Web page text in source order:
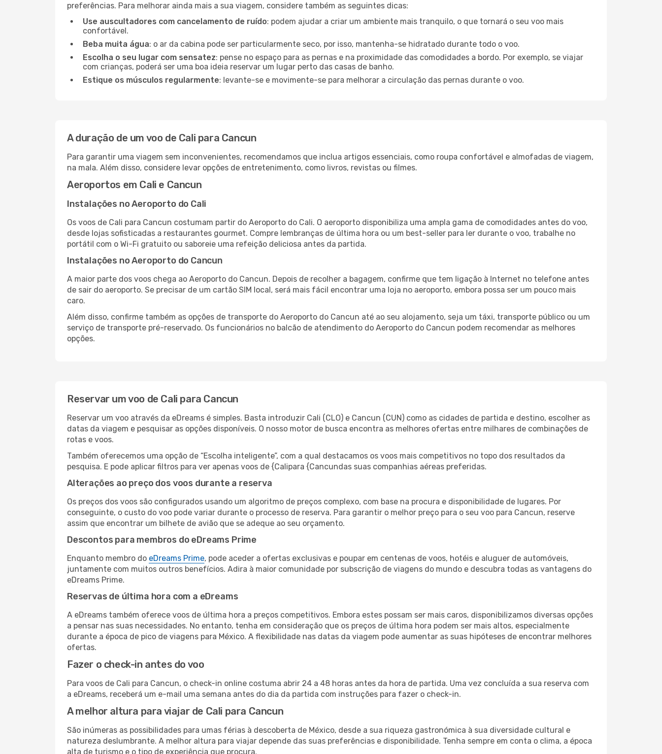
preferências. Para melhorar ainda mais a sua viagem, considere também as seguintes dicas:
Use auscultadores com cancelamento de ruído: podem ajudar a criar um ambiente mais tranquilo, o que tornará o seu voo mais
confortável.
Beba muita água: o ar da cabina pode ser particularmente seco, por isso, mantenha-se hidratado durante todo o voo.
Escolha o seu lugar com sensatez: pense no espaço para as pernas e na proximidade das comodidades a bordo. Por exemplo, se viajar
com crianças, poderá ser uma boa ideia reservar um lugar perto das casas de banho.
Estique os músculos regularmente: levante-se e movimente-se para melhorar a circulação das pernas durante o voo.
A duração de um voo de Cali para Cancun
Para garantir uma viagem sem inconvenientes, recomendamos que inclua artigos essenciais, como roupa confortável e almofadas de viagem,
na mala. Além disso, considere levar opções de entretenimento, como livros, revistas ou filmes.
Aeroportos em Cali e Cancun
Instalações no Aeroporto do Cali
Os voos de Cali para Cancun costumam partir do Aeroporto do Cali. O aeroporto disponibiliza uma ampla gama de comodidades antes do voo,
desde lojas sofisticadas a restaurantes gourmet. Compre lembranças de última hora ou um best-seller para ler durante o voo, trabalhe no
portátil com o Wi-Fi gratuito ou saboreie uma refeição deliciosa antes da partida.
Instalações no Aeroporto do Cancun
A maior parte dos voos chega ao Aeroporto do Cancun. Depois de recolher a bagagem, confirme que tem ligação à Internet no telefone antes
de sair do aeroporto. Se precisar de um cartão SIM local, será mais fácil encontrar uma loja no aeroporto, embora possa ser um pouco mais
caro.
Além disso, confirme também as opções de transporte do Aeroporto do Cancun até ao seu alojamento, seja um táxi, transporte público ou um
serviço de transporte pré-reservado. Os funcionários no balcão de atendimento do Aeroporto do Cancun podem recomendar as melhores
opções.
Reservar um voo de Cali para Cancun
Reservar um voo através da eDreams é simples. Basta introduzir Cali (CLO) e Cancun (CUN) como as cidades de partida e destino, escolher as
datas da viagem e pesquisar as opções disponíveis. O nosso motor de busca encontra as melhores ofertas entre milhares de combinações de
rotas e voos.
Também oferecemos uma opção de “Escolha inteligente”, com a qual destacamos os voos mais competitivos no topo dos resultados da
pesquisa. E pode aplicar filtros para ver apenas voos de {Calipara {Cancundas suas companhias aéreas preferidas.
Alterações ao preço dos voos durante a reserva
Os preços dos voos são configurados usando um algoritmo de preços complexo, com base na procura e disponibilidade de lugares. Por
conseguinte, o custo do voo pode variar durante o processo de reserva. Para garantir o melhor preço para o seu voo para Cancun, reserve
assim que encontrar um bilhete de avião que se adeque ao seu orçamento.
Descontos para membros do eDreams Prime
Enquanto membro do eDreams Prime, pode aceder a ofertas exclusivas e poupar em centenas de voos, hotéis e aluguer de automóveis,
juntamente com muitos outros benefícios. Adira à maior comunidade por subscrição de viagens do mundo e descubra todas as vantagens do
eDreams Prime.
Reservas de última hora com a eDreams
A eDreams também oferece voos de última hora a preços competitivos. Embora estes possam ser mais caros, disponibilizamos diversas opções
a pensar nas suas necessidades. No entanto, tenha em consideração que os preços de última hora podem ser mais altos, especialmente
durante a época de pico de viagens para México. A flexibilidade nas datas da viagem pode aumentar as suas hipóteses de encontrar melhores
ofertas.
Fazer o check-in antes do voo
Para voos de Cali para Cancun, o check-in online costuma abrir 24 a 48 horas antes da hora de partida. Uma vez concluída a sua reserva com
a eDreams, receberá um e-mail uma semana antes do dia da partida com instruções para fazer o check-in.
A melhor altura para viajar de Cali para Cancun
São inúmeras as possibilidades para umas férias à descoberta de México, desde a sua riqueza gastronómica à sua diversidade cultural e
natureza deslumbrante. A melhor altura para viajar depende das suas preferências e disponibilidade. Tenha sempre em conta o clima, a época
alta de turismo e o tipo de experiência que procura.